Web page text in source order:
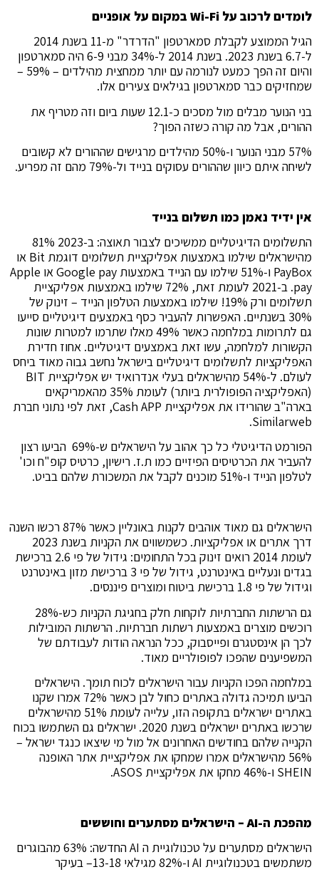
לומדים לרכוב על Wi-Fi במקום על אופניים
הגיל הממוצע לקבלת סמארטפון "הדרדר" מ-11 בשנת 2014
ל-6.7 בשנת 2023. בשנת 2014 ל-34% מבני 6-9 היה סמארטפון
והיום זה הפך כמעט לנורמה עם יותר ממחצית מהילדים – 59% –
שמחזיקים כבר סמארטפון בגילאים צעירים אלו.
בני הנוער מבלים מול מסכים כ-12.1 שעות ביום וזה מטריף את
ההורים, אבל מה קורה כשזה הפוך?
57% מבני הנוער ו-50% מהילדים מרגישים שההורים לא קשובים
לשיחה איתם כיוון שההורים עסוקים בנייד ול-79% מהם זה מפריע.
אין ידיד נאמן כמו תשלום בנייד
התשלומים הדיגיטליים ממשיכים לצבור תאוצה: ב-2023 81%
מהישראלים שילמו באמצעות אפליקציית תשלומים דוגמת Bit או
PayBox ו-51% שילמו עם הנייד באמצעות Google pay או Apple
pay. ב-2021 לעומת זאת, 72% שילמו באמצעות אפליקציית
תשלומים ורק 19%! שילמו באמצעות הטלפון הנייד – זינוק של
30% בשנתיים. האפשרות להעביר כסף באמצעים דיגיטליים סייעו
גם לתרומות במלחמה כאשר 49% מאלו שתרמו למטרות שונות
הקשורות למלחמה, עשו זאת באמצעים דיגיטליים. אחוז חדירת
האפליקציות לתשלומים דיגיטליים בישראל נחשב גבוה מאוד ביחס
לעולם. ל-54% מהישראלים בעלי אנדרואיד יש אפליקציית BIT
(האפליקציה הפופולרית ביותר) לעומת 35% מהאמריקאים
בארה"ב שהורידו את אפליקציית Cash APP, זאת לפי נתוני חברת
Similarweb.
הפורמט הדיגיטלי כל כך אהוב על הישראלים ש-69% הביעו רצון
להעביר את הכרטיסים הפיזיים כמו ת.ז. רישיון, כרטיס קופ"ח וכו'
לטלפון הנייד ו-51% מוכנים לקבל את המשכורת שלהם בביט.
הישראלים גם מאוד אוהבים לקנות באונליין כאשר 87% רכשו השנה
דרך אתרים או אפליקציות. כשמשווים את הקניות בשנת 2023
לעומת 2014 רואים זינוק בכל התחומים: גידול של פי 2.6 ברכישת
בגדים ונעליים באינטרנט, גידול של פי 3 ברכישת מזון באינטרנט
וגידול של פי 1.8 ברכישת ביטוח ומוצרים פיננסים.
גם הרשתות החברתיות לוקחות חלק בחגיגת הקניות כש-28%
רוכשים מוצרים באמצעות רשתות חברתיות. הרשתות המובילות
לכך הן אינסטגרם ופייסבוק, ככל הנראה הודות לעבודתם של
המשפיענים שהפכו לפופולריים מאוד.
במלחמה הפכו הקניות עבור הישראלים לכוח תומך. הישראלים
הביעו תמיכה גדולה באתרים כחול לבן כאשר 72% אמרו שקנו
באתרים ישראלים בתקופה הזו, עלייה לעומת 51% מהישראלים
שרכשו באתרים ישראלים בשנת 2020. ישראלים גם השתמשו בכוח
הקנייה שלהם בחודשים האחרונים אל מול מי שיצאו כנגד ישראל –
56% מהישראלים אמרו שמחקו את אפליקציית אתר האופנה
SHEIN ו-46% מחקו את אפליקציית ASOS.
מהפכת ה-AI – הישראלים מסתערים וחוששים
הישראלים מסתערים על טכנולוגיית ה AI החדשה: 63% מהבוגרים
משתמשים בטכנולוגיית AI ו-82% מגילאי 13-18– בעיקר